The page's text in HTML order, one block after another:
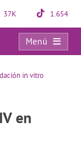
37K 1.654
Menú
in vitro
en